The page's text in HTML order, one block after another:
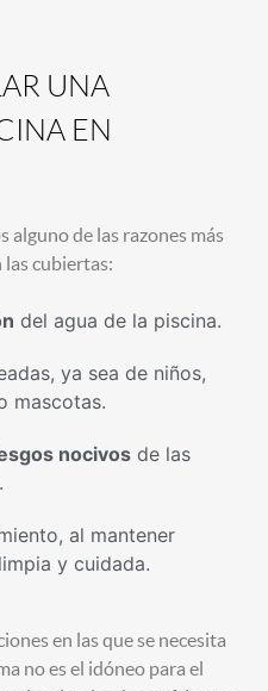
UNA
EN
alguno de las razones más
las cubiertas:
del agua de la piscina.
ya sea de niños,
mascotas.
nocivos de las
al mantener
y cuidada.
en las que se necesita
no es el idóneo para el